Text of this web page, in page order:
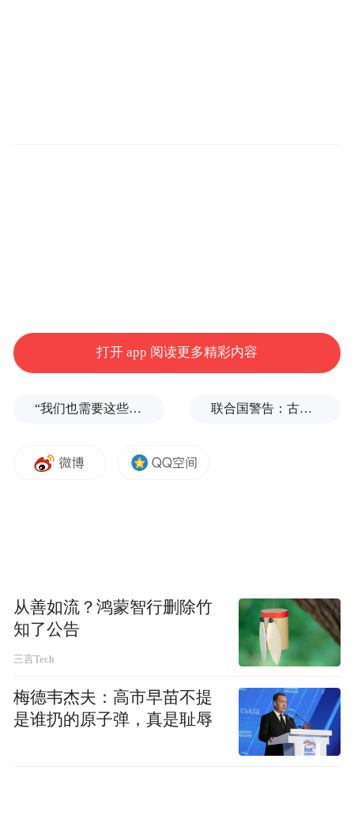
来的变革做好准备，以避免可能的社会反
弹。
“特别声明：以上作品内容(包括在内的视频、图片或音
频)为凤凰网旗下自媒体平台“大风号”用户上传并发
布，本平台仅提供信息存储空间服务。
Notice: The content above (including the videos,
pictures and audios if any) is uploaded and posted
by the user of Dafeng Hao, which is a social media
打开 app 阅读更多精彩内容
“我们也需要这些导弹啊”，特朗普公开拒绝泽连斯基！ 联合国警告：古巴或变成沉默的加沙
从善如流？鸿蒙智行删除竹
知了公告
三言Tech
梅德韦杰夫：高市早苗不提
是谁扔的原子弹，真是耻辱